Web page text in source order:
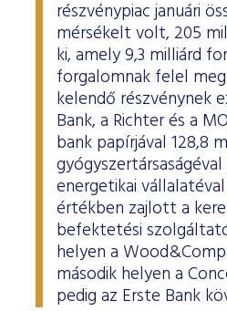
részvénypiac januári
mérsékelt volt, 205
ki, amely 9,3 milliárd
forgalomnak felel
kelendő részvénynek
Bank, a Richter és a
bank papírjával 128,8
energetikai
értékben zajlott a
befektetési
helyen a
második helyen a
pedig az Erste Bank